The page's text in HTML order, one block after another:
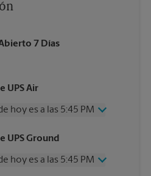
7 Días
UPS Air
hoy es a las 5:45 PM
UPS Ground
hoy es a las 5:45 PM